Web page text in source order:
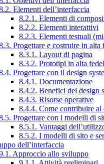
Elementi dell’interfaccia
8.2.1. Elementi di
8.2.2. Elementi interattivi
8.2.3. Elementi testuali
Progettare e costruire in alta
8.3.1. Layout di pagina
8.3.2. Prototipi in alta
Progettare con il design
8.4.1. Documentazione
8.4.2. Benefici del design
8.4.3. Risorse operative
8.4.4. Come contribuire al
Progettare con i modelli di
8.5.1. Vantaggi
8.5.2. I modelli di sito e
dell’interfaccia
Approccio allo sviluppo